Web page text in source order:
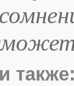
также: